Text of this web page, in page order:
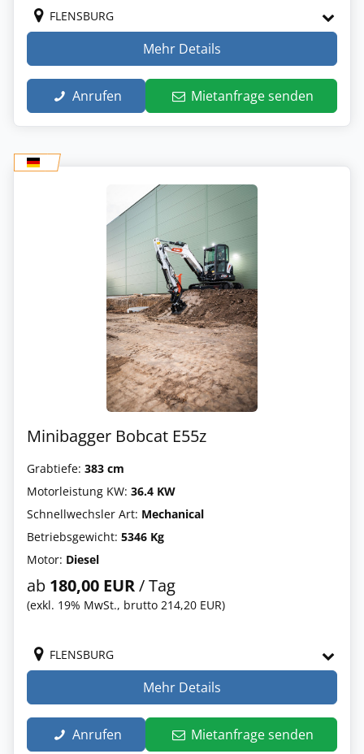
FLENSBURG
Mehr Details
Anrufen Mietanfrage senden
Minibagger Bobcat E55z
Grabtiefe: 383 cm
Motorleistung KW: 36.4 KW
Schnellwechsler Art: Mechanical
Betriebsgewicht: 5346 Kg
Motor: Diesel
ab 180,00 EUR/ Tag
(exkl. 19% MwSt., brutto 214,20 EUR)
FLENSBURG
Mehr Details
Anrufen Mietanfrage senden